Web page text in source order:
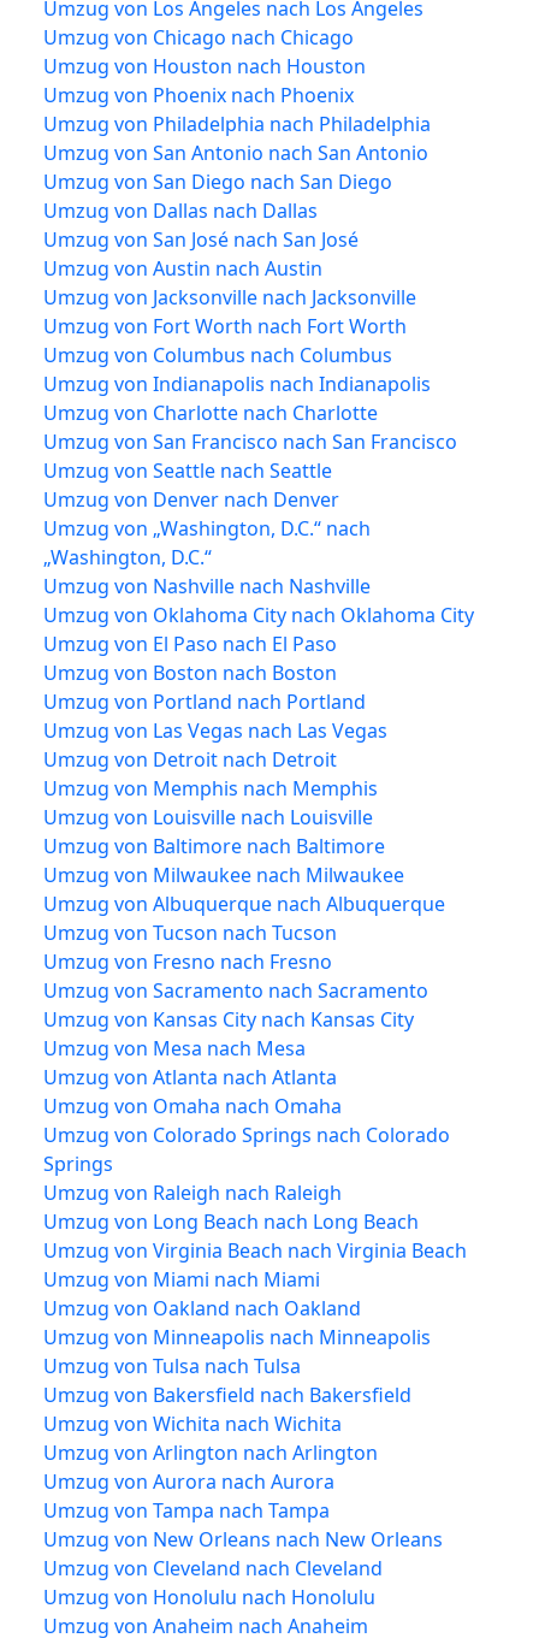
Umzug von Los Angeles nach Los Angeles
Umzug von Chicago nach Chicago
Umzug von Houston nach Houston
Umzug von Phoenix nach Phoenix
Umzug von Philadelphia nach Philadelphia
Umzug von San Antonio nach San Antonio
Umzug von San Diego nach San Diego
Umzug von Dallas nach Dallas
Umzug von San José nach San José
Umzug von Austin nach Austin
Umzug von Jacksonville nach Jacksonville
Umzug von Fort Worth nach Fort Worth
Umzug von Columbus nach Columbus
Umzug von Indianapolis nach Indianapolis
Umzug von Charlotte nach Charlotte
Umzug von San Francisco nach San Francisco
Umzug von Seattle nach Seattle
Umzug von Denver nach Denver
Umzug von „Washington, D.C.“ nach
„Washington, D.C.“
Umzug von Nashville nach Nashville
Umzug von Oklahoma City nach Oklahoma City
Umzug von El Paso nach El Paso
Umzug von Boston nach Boston
Umzug von Portland nach Portland
Umzug von Las Vegas nach Las Vegas
Umzug von Detroit nach Detroit
Umzug von Memphis nach Memphis
Umzug von Louisville nach Louisville
Umzug von Baltimore nach Baltimore
Umzug von Milwaukee nach Milwaukee
Umzug von Albuquerque nach Albuquerque
Umzug von Tucson nach Tucson
Umzug von Fresno nach Fresno
Umzug von Sacramento nach Sacramento
Umzug von Kansas City nach Kansas City
Umzug von Mesa nach Mesa
Umzug von Atlanta nach Atlanta
Umzug von Omaha nach Omaha
Umzug von Colorado Springs nach Colorado
Springs
Umzug von Raleigh nach Raleigh
Umzug von Long Beach nach Long Beach
Umzug von Virginia Beach nach Virginia Beach
Umzug von Miami nach Miami
Umzug von Oakland nach Oakland
Umzug von Minneapolis nach Minneapolis
Umzug von Tulsa nach Tulsa
Umzug von Bakersfield nach Bakersfield
Umzug von Wichita nach Wichita
Umzug von Arlington nach Arlington
Umzug von Aurora nach Aurora
Umzug von Tampa nach Tampa
Umzug von New Orleans nach New Orleans
Umzug von Cleveland nach Cleveland
Umzug von Honolulu nach Honolulu
Umzug von Anaheim nach Anaheim